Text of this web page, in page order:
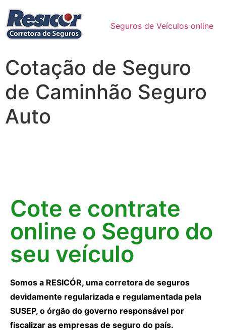
Seguros de Veículos online
Cotação de Seguro
de Caminhão Seguro
Auto
Cote e contrate
online o Seguro do
seu veículo
Somos a RESICÓR, uma corretora de seguros
devidamente regularizada e regulamentada pela
SUSEP, o órgão do governo responsável por
fiscalizar as empresas de seguro do país.